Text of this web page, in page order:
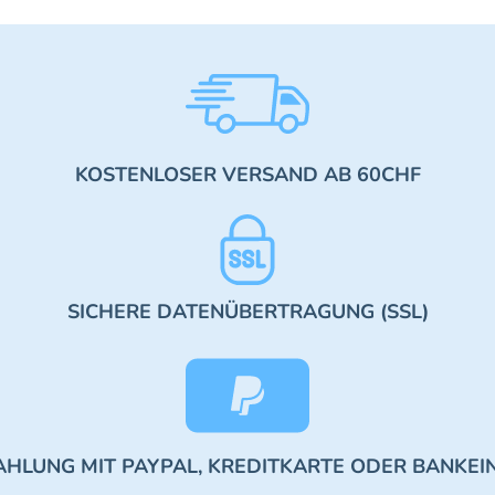
KOSTENLOSER VERSAND AB 60CHF
SICHERE DATENÜBERTRAGUNG (SSL)
MIT PAYPAL, KREDITKARTE ODER